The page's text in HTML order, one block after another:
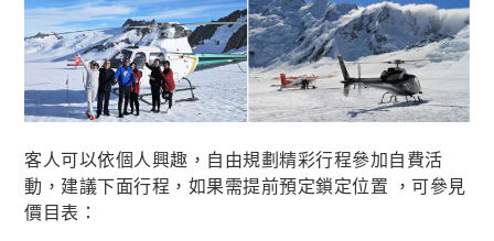
客人可以依個人興趣，自由規劃精彩行程參加自費活
動，建議下面行程，如果需提前預定鎖定位置 ，可參見
價目表：